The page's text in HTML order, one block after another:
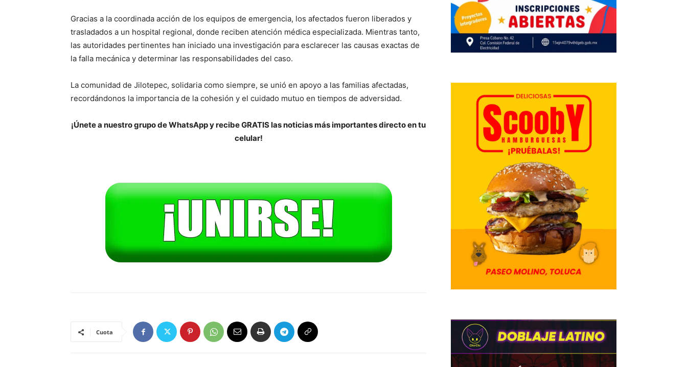
Gracias a la coordinada acción de los equipos de emergencia, los afectados fueron liberados y
trasladados a un hospital regional, donde reciben atención médica especializada. Mientras tanto,
las autoridades pertinentes han iniciado una investigación para esclarecer las causas exactas de
la falla mecánica y determinar las responsabilidades del caso.
La comunidad de Jilotepec, solidaria como siempre, se unió en apoyo a las familias afectadas,
recordándonos la importancia de la cohesión y el cuidado mutuo en tiempos de adversidad.
¡Únete a nuestro grupo de WhatsApp y recibe GRATIS las noticias más importantes directo en tu
celular!
Cuota